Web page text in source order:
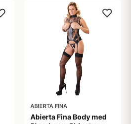
ABIERTA FINA
Abierta Fina Body med